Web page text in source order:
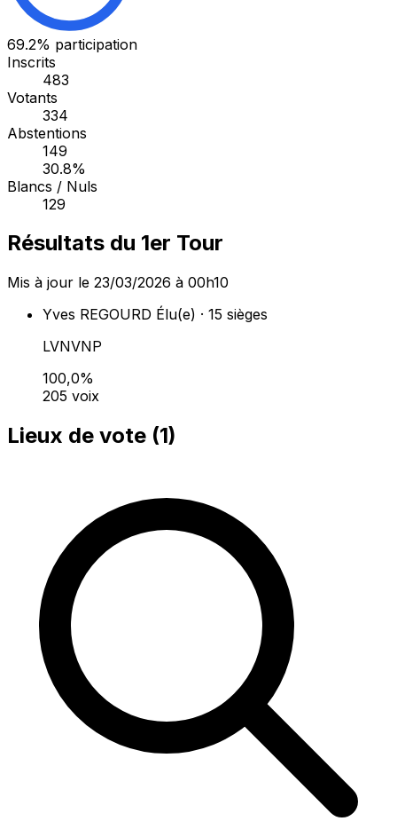
69.2% participation
Inscrits
483
Votants
334
Abstentions
149
30.8%
Blancs / Nuls
129
Résultats du 1er Tour
Mis à jour le 23/03/2026 à 00h10
Yves REGOURD Élu(e) · 15 sièges
LVNVNP
100,0%
205 voix
Lieux de vote (1)